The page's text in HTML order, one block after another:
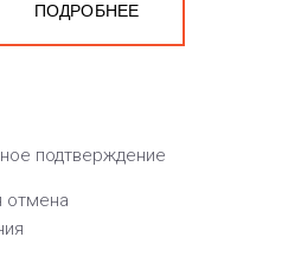
ПОДРОБНЕЕ
подтверждение
отмена